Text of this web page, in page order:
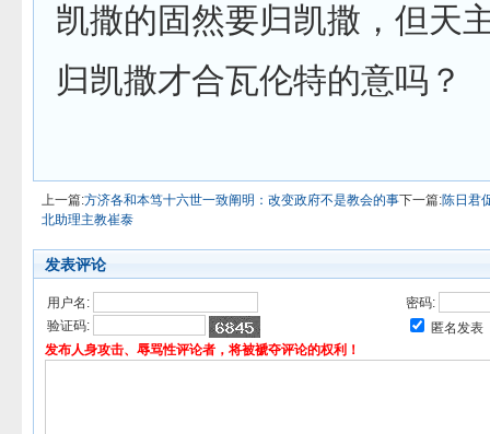
凯撒的固然要归凯撒，但天
归凯撒才合瓦伦特的意吗？
上一篇:方济各和本笃十六世一致阐明：改变政府不是教会的事下一篇:陈日君
北助理主教崔泰
发表评论
用户名:
密码:
验证码:
匿名发表
发布人身攻击、辱骂性评论者，将被褫夺评论的权利！